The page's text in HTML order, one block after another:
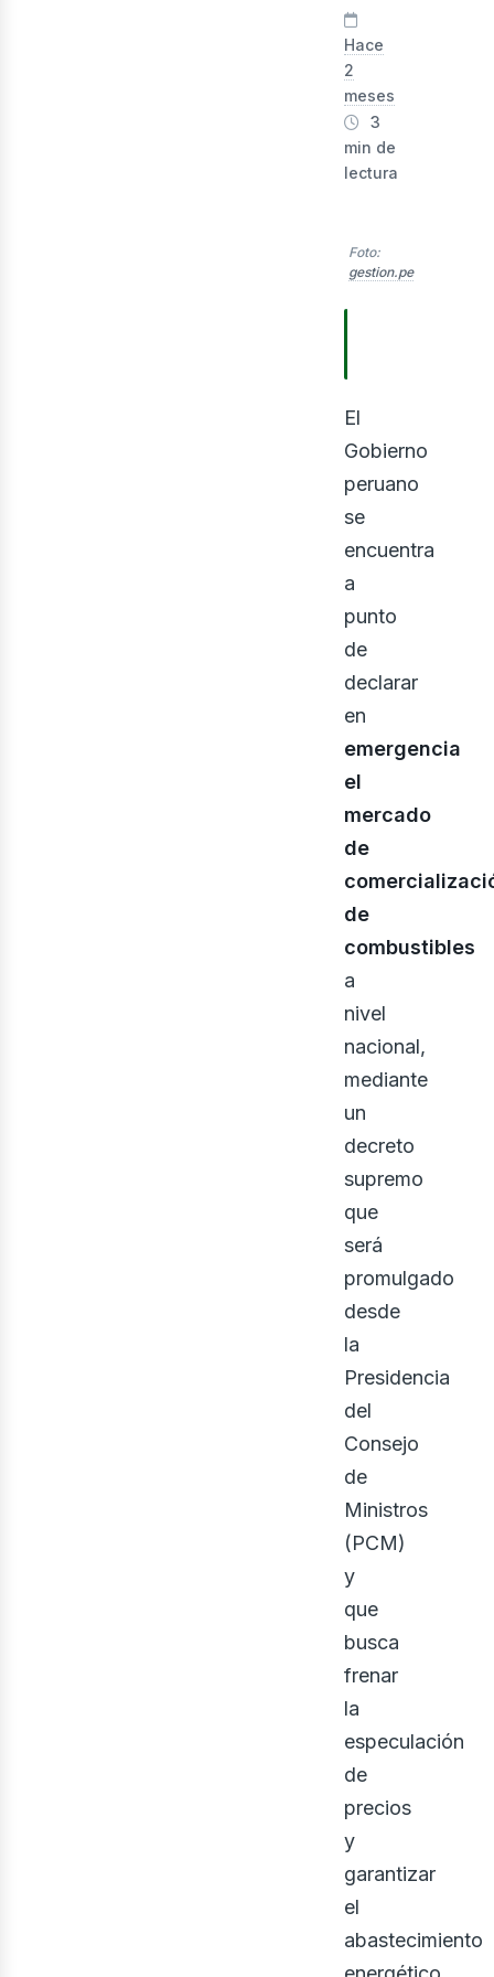
Hace
2
meses
3
min de
lectura
Foto:
gestion.pe
El
Gobierno
peruano
se
encuentra
a
punto
de
declarar
en
emergencia
el
mercado
de
de
combustibles
a
nivel
nacional,
mediante
un
decreto
supremo
que
será
promulgado
desde
la
Presidencia
del
Consejo
de
Ministros
(PCM)
y
que
busca
frenar
la
especulación
de
precios
y
garantizar
el
abastecimiento